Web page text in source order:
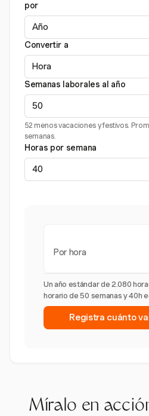
por
Convertir a
Semanas laborales al año
52 menos vacaciones y festivos.
semanas.
Horas por semana
Por hora
Un año estándar de 2.080
horario de 50 semanas y 40h
Registra cuánto
Míralo en